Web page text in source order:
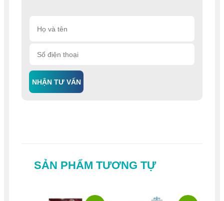
NHẬN TƯ VẤN
SẢN PHẨM TƯƠNG TỰ